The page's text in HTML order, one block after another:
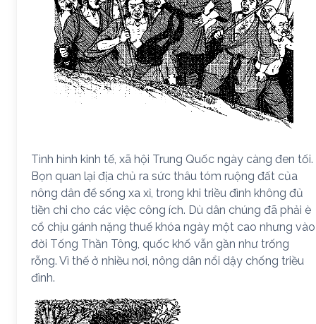
Tình hình kinh tế, xã hội Trung Quốc ngày càng đen tối.
Bọn quan lại địa chủ ra sức thâu tóm ruộng đất của
nông dân để sống xa xỉ, trong khi triều đình không đủ
tiền chi cho các việc công ích. Dù dân chúng đã phải è
cổ chịu gánh nặng thuế khóa ngày một cao nhưng vào
đời Tống Thần Tông, quốc khố vẫn gần như trống
rỗng. Vì thế ở nhiều nơi, nông dân nổi dậy chống triều
đình.